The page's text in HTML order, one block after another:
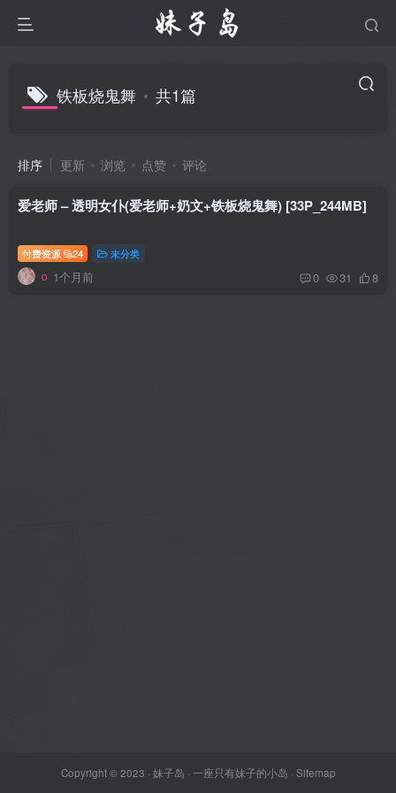
铁板烧鬼舞 共1篇
排序 更新 浏览 点赞 评论
爱老师 – 透明女仆(爱老师+奶文+铁板烧鬼舞) [33P_244MB]
付费资源 24 未分类
1个月前 0 31 8
Copyright © 2023 · 妹子岛 · 一座只有妹子的小岛 · Sitemap